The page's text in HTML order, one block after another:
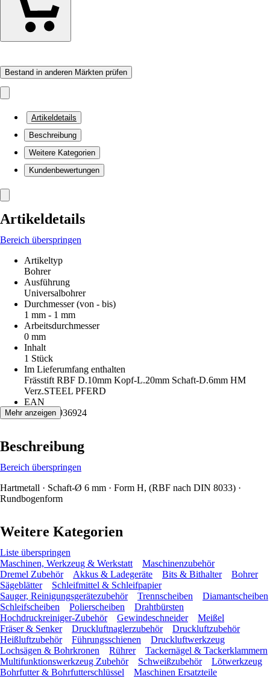
Bestand in anderen Märkten prüfen
Artikeldetails
Beschreibung
Weitere Kategorien
Kundenbewertungen
Artikeldetails
Bereich überspringen
Artikeltyp
Bohrer
Ausführung
Universalbohrer
Durchmesser (von - bis)
1 mm - 1 mm
Arbeitsdurchmesser
0 mm
Inhalt
1 Stück
Im Lieferumfang enthalten
Frässtift RBF D.10mm Kopf-L.20mm Schaft-D.6mm HM
Verz.STEEL PFERD
EAN
4007220936924
Mehr anzeigen
Beschreibung
Bereich überspringen
Hartmetall · Schaft-Ø 6 mm · Form H, (RBF nach DIN 8033) ·
Rundbogenform
Weitere Kategorien
Liste überspringen
Maschinen, Werkzeug & Werkstatt
Maschinenzubehör
Dremel Zubehör
Akkus & Ladegeräte Bits & Bithalter
Bohrer
Sägeblätter
Schleifmittel & Schleifpapier
Sauger, Reinigungsgerätezubehör
Trennscheiben
Diamantscheiben
Schleifscheiben
Polierscheiben
Drahtbürsten
Hochdruckreiniger-Zubehör
Gewindeschneider
Meißel
Fräser & Senker
Druckluftnaglerzubehör
Druckluftzubehör
Heißluftzubehör
Führungsschienen
Druckluftwerkzeug
Lochsägen & Bohrkronen
Rührer
Tackernägel & Tackerklammern
Multifunktionswerkzeug Zubehör
Schweißzubehör
Lötwerkzeug
Bohrfutter & Bohrfutterschlüssel
Maschinen Ersatzteile